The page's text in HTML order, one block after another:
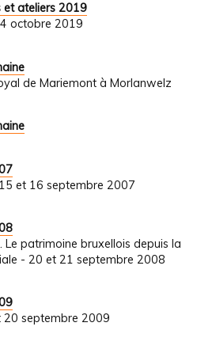
et ateliers 2019
octobre 2019
de Mariemont à Morlanwelz
et 16 septembre 2007
patrimoine bruxellois depuis la
- 20 et 21 septembre 2008
20 septembre 2009